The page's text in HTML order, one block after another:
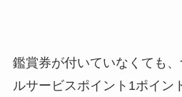
鑑賞券が付いていなくても
ルサービスポイント1ポイン